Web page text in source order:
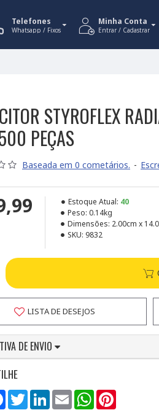
Telefones
Whatsapp / Fixos
Minha Conta
Entrar / Cadastrar
STYROFLEX
PEÇAS
Baseada em 0 cometários. -
Estoque Atual: 40
Peso: 0.14kg
Dimensões: 2.00cm x
SKU: 9832
LISTA DE DESEJOS
DE ENVIO
FacebookTwitterLinkedInEmail WhatsApp